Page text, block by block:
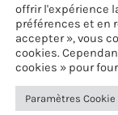
offrir l'expérience
préférences et en
accepter », vous
cookies.
cookies » pour
Paramètres Cookie